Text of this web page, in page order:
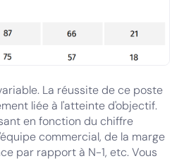
La réussite de ce poste
liée à l'atteinte d'objectif.
en fonction du chiffre
commercial, de la marge
par rapport à N-1, etc. Vous